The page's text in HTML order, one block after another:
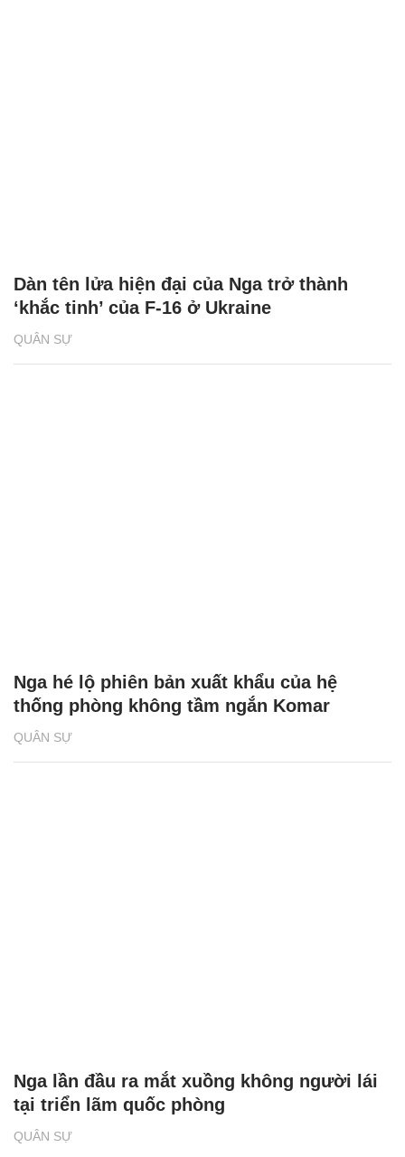
QUÂN SỰ
Dàn tên lửa hiện đại của Nga trở thành
‘khắc tinh’ của F-16 ở Ukraine
QUÂN SỰ
Nga hé lộ phiên bản xuất khẩu của hệ
thống phòng không tầm ngắn Komar
QUÂN SỰ
Nga lần đầu ra mắt xuồng không người lái
tại triển lãm quốc phòng